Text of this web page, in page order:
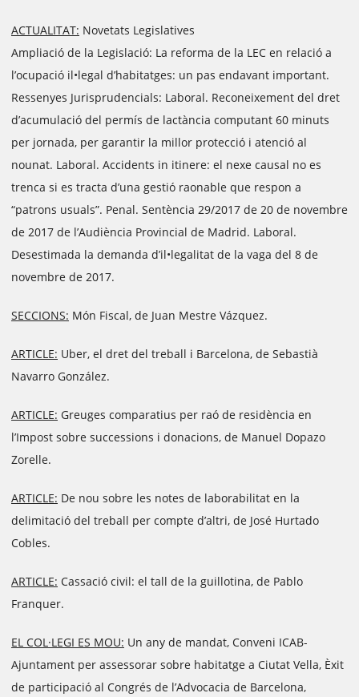
ACTUALITAT: Novetats Legislatives
Ampliació de la Legislació: La reforma de la LEC en relació a
l’ocupació il•legal d’habitatges: un pas endavant important.
Ressenyes Jurisprudencials: Laboral. Reconeixement del dret
d’acumulació del permís de lactància computant 60 minuts
per jornada, per garantir la millor protecció i atenció al
nounat. Laboral. Accidents in itinere: el nexe causal no es
trenca si es tracta d’una gestió raonable que respon a
“patrons usuals”. Penal. Sentència 29/2017 de 20 de novembre
de 2017 de l’Audiència Provincial de Madrid. Laboral.
Desestimada la demanda d’il•legalitat de la vaga del 8 de
novembre de 2017.
SECCIONS: Món Fiscal, de Juan Mestre Vázquez.
ARTICLE: Uber, el dret del treball i Barcelona, de Sebastià
Navarro González.
ARTICLE: Greuges comparatius per raó de residència en
l’Impost sobre successions i donacions, de Manuel Dopazo
Zorelle.
ARTICLE: De nou sobre les notes de laborabilitat en la
delimitació del treball per compte d’altri, de José Hurtado
Cobles.
ARTICLE: Cassació civil: el tall de la guillotina, de Pablo
Franquer.
EL COL·LEGI ES MOU: Un any de mandat, Conveni ICAB-
Ajuntament per assessorar sobre habitatge a Ciutat Vella, Èxit
de participació al Congrés de l’Advocacia de Barcelona,